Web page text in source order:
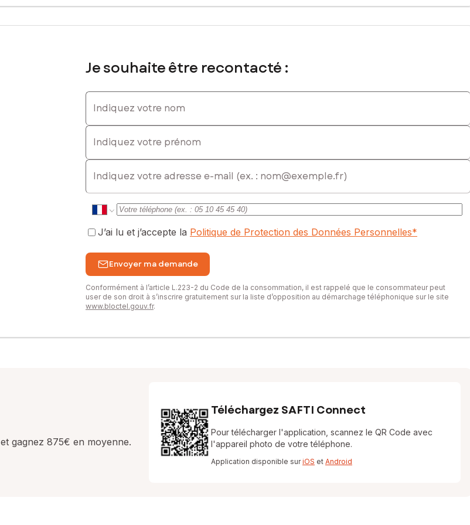
Je souhaite être recontacté :
Indiquez votre nom
Indiquez votre prénom
E-mail
J’ai lu et j’accepte la Politique de Protection des Données Personnelles*
Envoyer ma demande
Conformément à l’article L.223-2 du Code de la consommation, il est rappelé que le consommateur peut
user de son droit à s’inscrire gratuitement sur la liste d’opposition au démarchage téléphonique sur le site
www.bloctel.gouv.fr.
et gagnez 875€ en moyenne.
Téléchargez SAFTI Connect
Pour télécharger l'application, scannez le QR Code avec
l'appareil photo de votre téléphone.
Application disponible suriOS et Android